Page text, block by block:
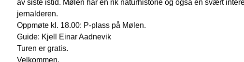
av siste istid. Mølen har en rik naturhistorie og også en svært
jernalderen.
Oppmøte kl. 18.00: P-plass på Mølen.
Guide: Kjell Einar Aadnevik
Turen er gratis.
Velkommen.